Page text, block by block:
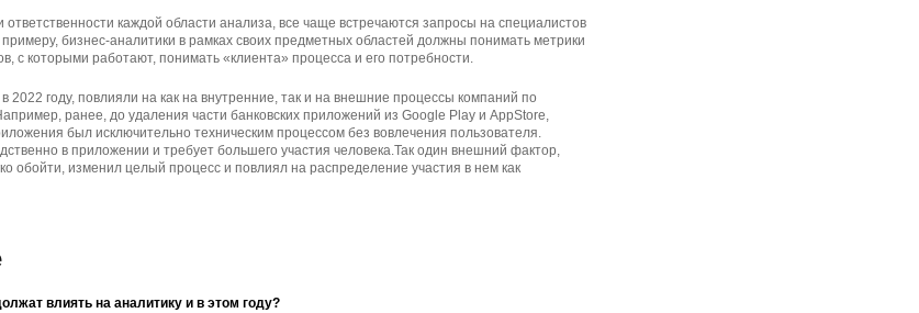
каждой области анализа, все чаще встречаются запросы на специалистов
бизнес-аналитики в рамках своих предметных областей должны понимать метрики
с которыми работают, понимать «клиента» процесса и его потребности.
2022 году, повлияли на как на внутренние, так и на внешние процессы компаний по
ранее, до удаления части банковских приложений из Google Play и AppStore,
был исключительно техническим процессом без вовлечения пользователя.
в приложении и требует большего участия человека.Так один внешний фактор,
обойти, изменил целый процесс и повлиял на распределение участия в нем как
влиять на аналитику и в этом году?